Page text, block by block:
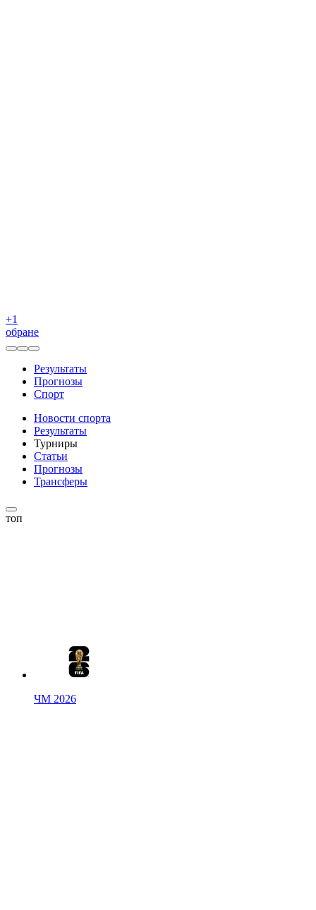
+1
обране
Результаты
Прогнозы
Спорт
Новости спорта
Результаты
Турниры
Статьи
Прогнозы
Трансферы
топ
ЧМ 2026